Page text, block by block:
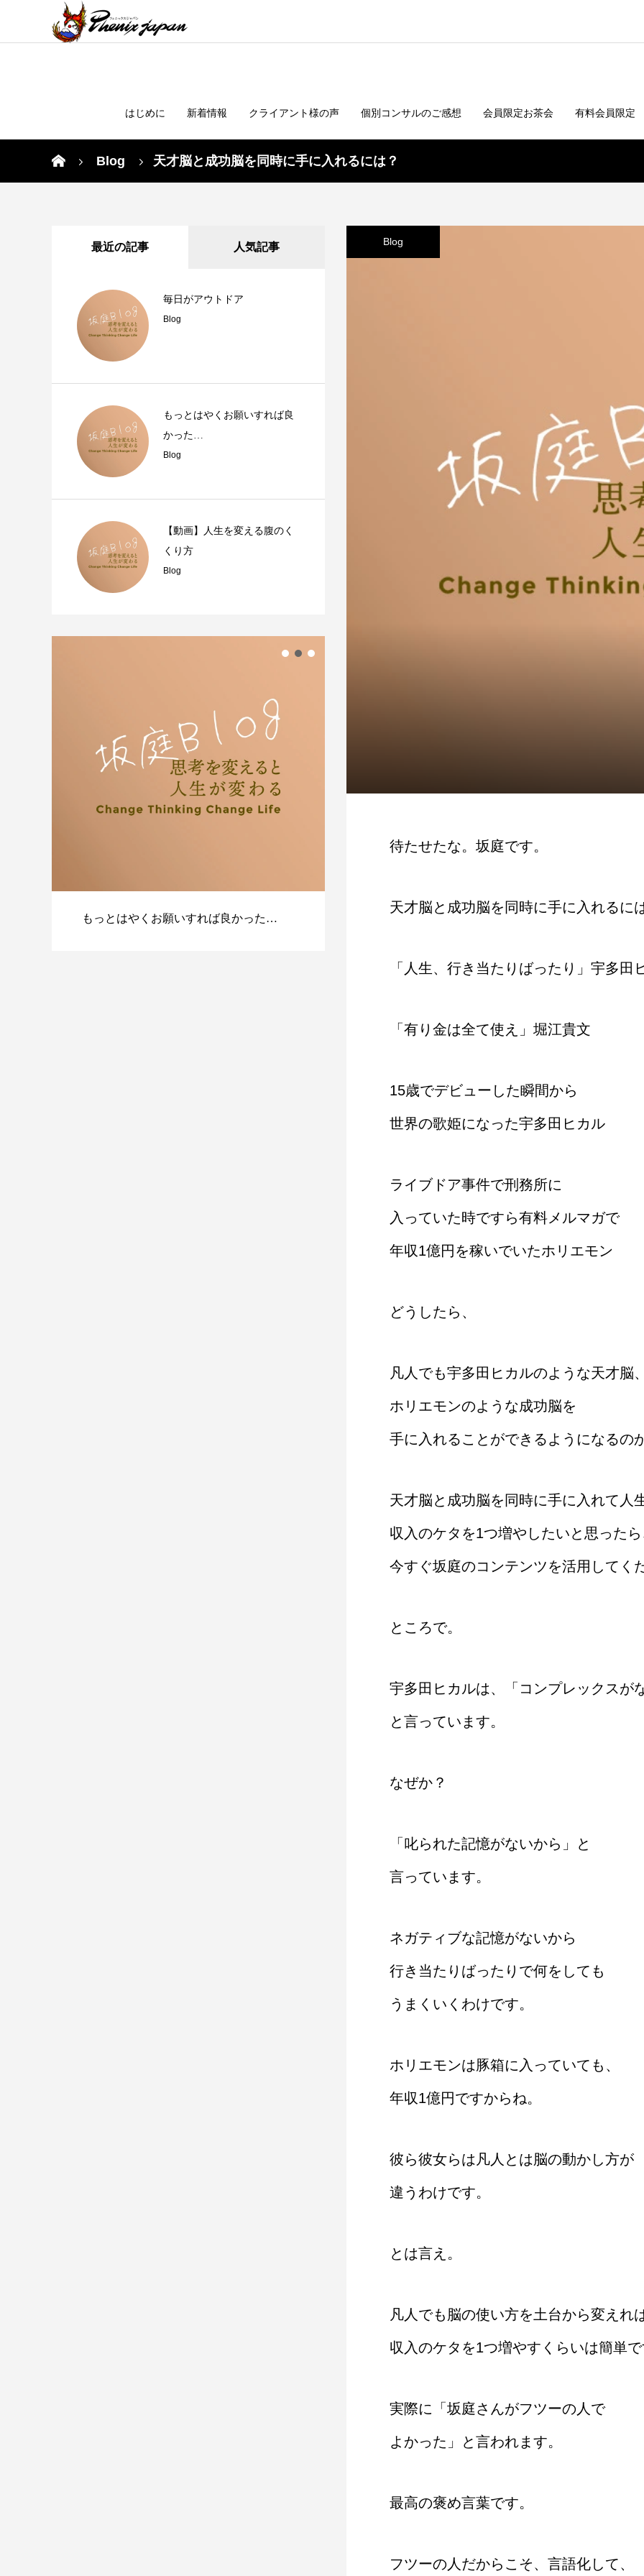
はじめに 新着情報 クライアント様の声 個別コンサルのご感想 会員限定お茶会 有料会員限定
Blog 天才脳と成功脳を同時に手に入れるには？
Blog
待たせたな。坂庭です。
天才脳と成功脳を同時に手に入れるに
「人生、行き当たりばったり」宇多田
「有り金は全て使え」堀江貴文
15歳でデビューした瞬間から
世界の歌姫になった宇多田ヒカル
ライブドア事件で刑務所に
入っていた時ですら有料メルマガで
年収1億円を稼いでいたホリエモン
どうしたら、
凡人でも宇多田ヒカルのような天才脳
ホリエモンのような成功脳を
手に入れることができるようになるの
天才脳と成功脳を同時に手に入れて人
収入のケタを1つ増やしたいと思った
今すぐ坂庭のコンテンツを活用してく
ところで。
宇多田ヒカルは、「コンプレックスが
と言っています。
なぜか？
「叱られた記憶がないから」と
言っています。
ネガティブな記憶がないから
行き当たりばったりで何をしても
うまくいくわけです。
ホリエモンは豚箱に入っていても、
年収1億円ですからね。
彼ら彼女らは凡人とは脳の動かし方が
違うわけです。
とは言え。
凡人でも脳の使い方を土台から変えれ
収入のケタを1つ増やすくらいは簡単
実際に「坂庭さんがフツーの人で
よかった」と言われます。
最高の褒め言葉です。
フツーの人だからこそ、言語化して、
最近の記事 人気記事
毎日がアウトドア
Blog
もっとはやくお願いすれば良
かった…
Blog
【動画】人生を変える腹のく
くり方
Blog
もっとはやくお願いすれば良かった… 【動画】人生を変える腹のくくり方